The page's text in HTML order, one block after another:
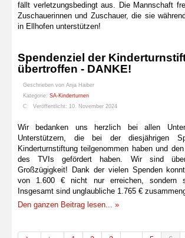
fällt verletzungsbedingt aus. Die Mannschaft
Zuschauerinnen und Zuschauer, die sie
in Ellhofen unterstützen!
Spendenziel der
übertroffen - DANKE!
Geschrieben von Anja Haiber
Kategorie: SA-Kinderturnen
Veröffentlicht: 10. November 2024
Wir bedanken uns herzlich bei allen
Unterstützern, die bei der diesjährigen
Kinderturnstiftung teilgenommen haben und
des TVIs gefördert haben. Wir sind
Großzügigkeit! Dank der vielen Spenden
von 1.600 € nicht nur erreichen, sondern
Insgesamt sind unglaubliche 1.765 €
Den ganzen Beitrag lesen... »